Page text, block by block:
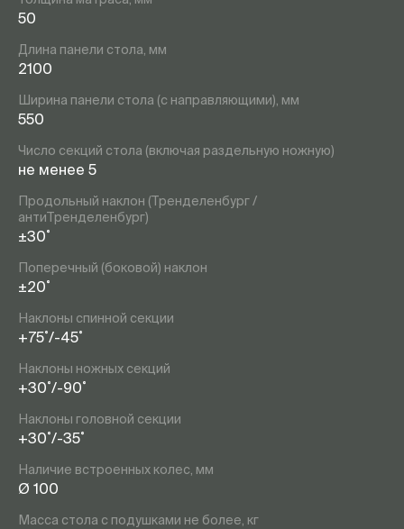
50
Длина панели стола, мм
2100
Ширина панели стола (с направляющими), мм
550
Число секций стола (включая раздельную ножную)
не менее 5
Продольный наклон (Тренделенбург /
антиТренделенбург)
±30˚
Поперечный (боковой) наклон
±20˚
Наклоны спинной секции
+75˚/-45˚
Наклоны ножных секций
+30˚/-90˚
Наклоны головной секции
+30˚/-35˚
Наличие встроенных колес, мм
Ø 100
Масса стола с подушками не более, кг